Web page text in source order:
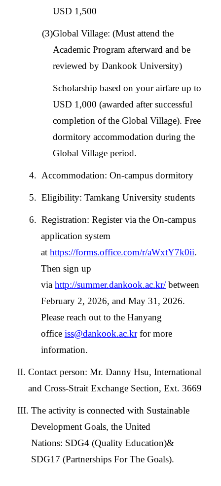
USD 1,500
(3)Global Village: (Must attend the
Academic Program afterward and be
reviewed by Dankook University)
Scholarship based on your airfare up to
USD 1,000 (awarded after successful
completion of the Global Village). Free
dormitory accommodation during the
Global Village period.
4. Accommodation: On-campus dormitory
5. Eligibility: Tamkang University students
6. Registration: Register via the On-campus
application system
at https://forms.office.com/r/aWxtY7k0ii.
Then sign up
via http://summer.dankook.ac.kr/between
February 2, 2026, and May 31, 2026.
Please reach out to the Hanyang
office iss@dankook.ac.krfor more
information.
II. Contact person: Mr. Danny Hsu, International
and Cross-Strait Exchange Section, Ext. 3669
III. The activity is connected with Sustainable
Development Goals, the United
Nations: SDG4 (Quality Education)&
SDG17 (Partnerships For The Goals).